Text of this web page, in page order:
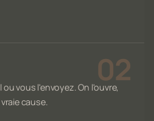
vous l'envoyez. On l'ouvre,
cause.